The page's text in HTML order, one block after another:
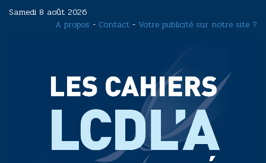
Samedi 8 août 2026
A propos - Contact - Votre publicité sur notre site ?